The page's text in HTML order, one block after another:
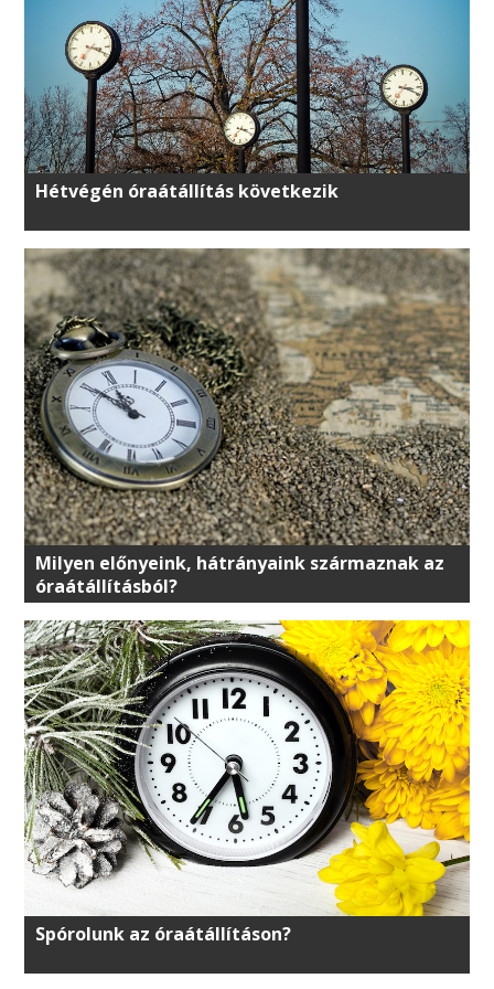
Hétvégén óraátállítás következik
Milyen előnyeink, hátrányaink származnak az
óraátállításból?
Spórolunk az óraátállításon?